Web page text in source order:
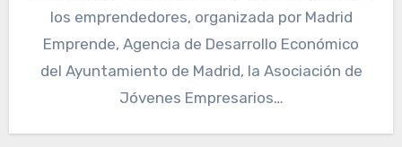
los emprendedores, organizada por Madrid
Emprende, Agencia de Desarrollo Económico
del Ayuntamiento de Madrid, la Asociación de
Jóvenes Empresarios…